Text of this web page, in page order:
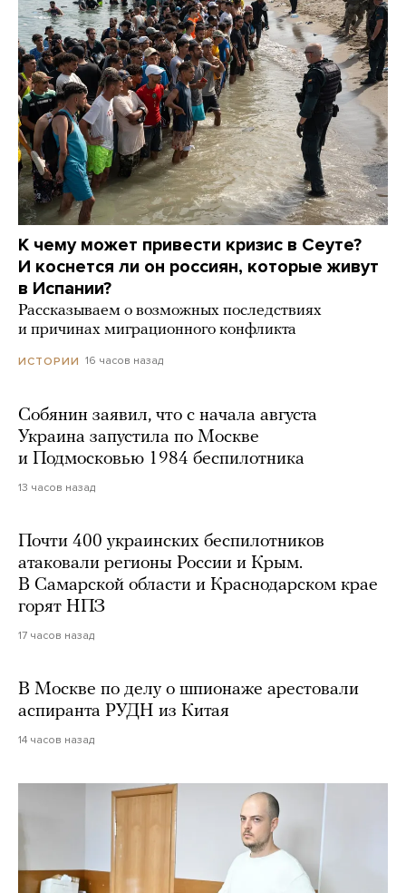
К чему может привести кризис в Сеуте?
И коснется ли он россиян, которые живут
в Испании?
Рассказываем о возможных последствиях
и причинах миграционного конфликта
ИСТОРИИ 16 часов назад
Собянин заявил, что с начала августа
Украина запустила по Москве
и Подмосковью 1984 беспилотника
13 часов назад
Почти 400 украинских беспилотников
атаковали регионы России и Крым.
В Самарской области и Краснодарском крае
горят НПЗ
17 часов назад
В Москве по делу о шпионаже арестовали
аспиранта РУДН из Китая
14 часов назад